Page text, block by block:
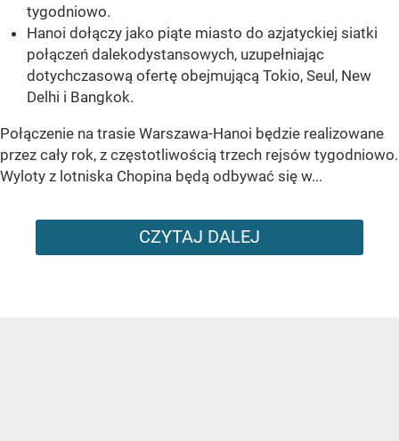
tygodniowo.
Hanoi dołączy jako piąte miasto do azjatyckiej siatki
połączeń dalekodystansowych, uzupełniając
dotychczasową ofertę obejmującą Tokio, Seul, New
Delhi i Bangkok.
Połączenie na trasie Warszawa-Hanoi będzie realizowane
przez cały rok, z częstotliwością trzech rejsów tygodniowo.
Wyloty z lotniska Chopina będą odbywać się w...
CZYTAJ DALEJ